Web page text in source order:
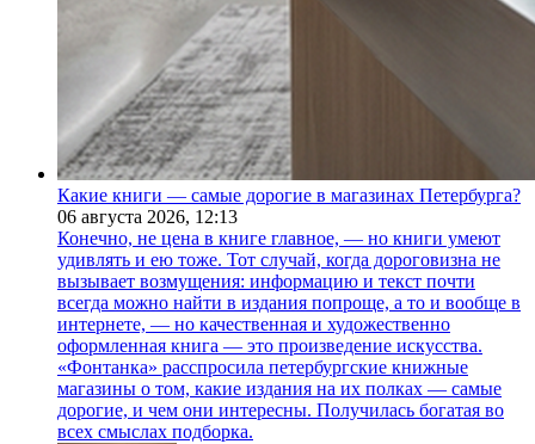
Какие книги — самые дорогие в магазинах Петербурга?
06 августа 2026, 12:13
Конечно, не цена в книге главное, — но книги умеют
удивлять и ею тоже. Тот случай, когда дороговизна не
вызывает возмущения: информацию и текст почти
всегда можно найти в издания попроще, а то и вообще в
интернете, — но качественная и художественно
оформленная книга — это произведение искусства.
«Фонтанка» расспросила петербургские книжные
магазины о том, какие издания на их полках — самые
дорогие, и чем они интересны. Получилась богатая во
всех смыслах подборка.